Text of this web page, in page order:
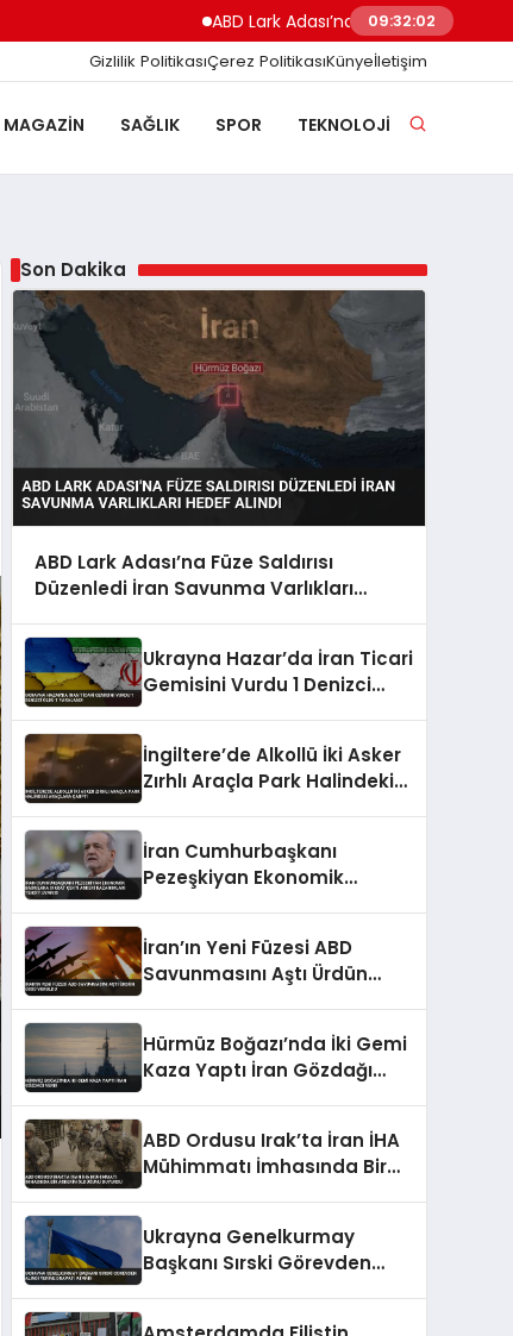
ABD Lark Adası’na Füze Saldırısı Düzenledi
09:32:03
Gizlilik PolitikasıÇerez PolitikasıKünyeİletişim
MAGAZIN SAĞLIK SPOR TEKNOLOJI
Son Dakika
ABD Lark Adası’na Füze Saldırısı
Düzenledi İran Savunma Varlıkları
Ukrayna Hazar’da İran Ticari
Gemisini Vurdu 1 Denizci
İngiltere’de Alkollü İki Asker
Zırhlı Araçla Park Halindeki
İran Cumhurbaşkanı
Pezeşkiyan Ekonomik
Uyarısı
İran’ın Yeni Füzesi ABD
Savunmasını Aştı Ürdün
Hürmüz Boğazı’nda İki Gemi
Kaza Yaptı İran Gözdağı
ABD Ordusu Irak’ta İran İHA
Mühimmatı İmhasında Bir
Ukrayna Genelkurmay
Başkanı Sırski Görevden